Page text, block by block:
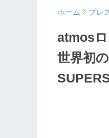
ホーム プレ
atmos
世界初